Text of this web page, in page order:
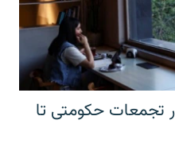
تجمعات حکومتی تا